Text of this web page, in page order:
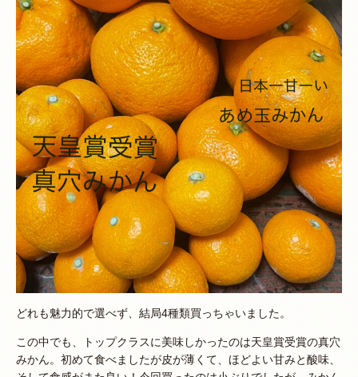
どれも魅力的で選べず、結局4種類買っちゃいました。
この中でも、トップクラスに美味しかったのは天皇賞受賞の真穴
みかん。初めて食べましたが皮が薄くて、ほどよい甘みと酸味、